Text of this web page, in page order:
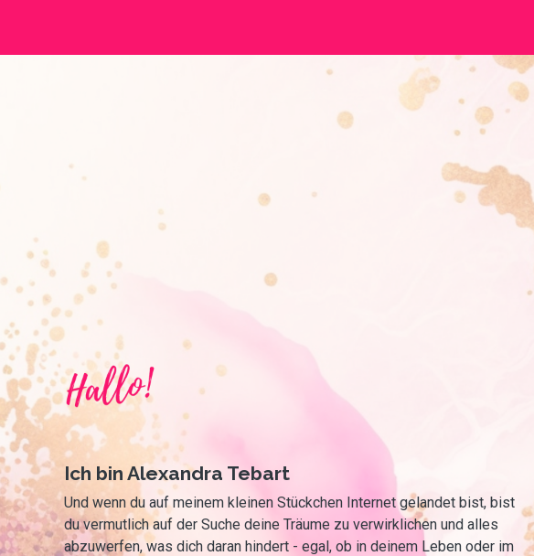
Ich bin Alexandra Tebart
Und wenn du auf meinem kleinen Stückchen Internet gelandet bist, bist
du vermutlich auf der Suche deine Träume zu verwirklichen und alles
abzuwerfen, was dich daran hindert - egal, ob in deinem Leben oder im